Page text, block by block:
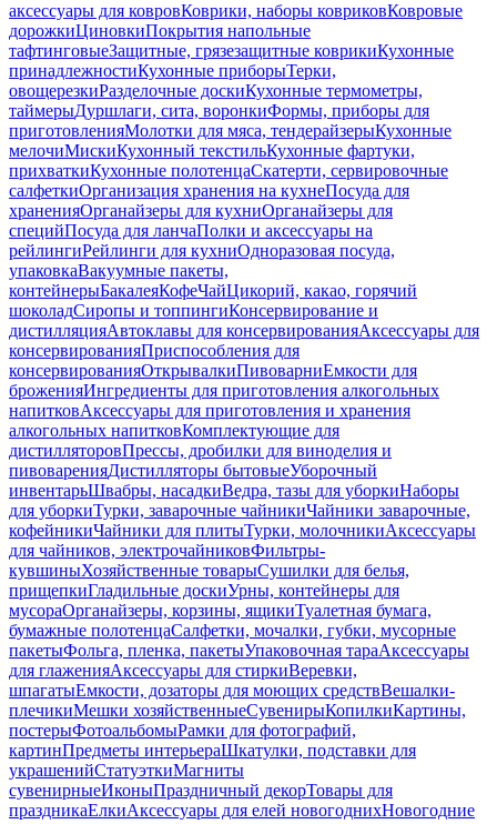
аксессуары для ковровКоврики, наборы ковриковКовровые
дорожкиЦиновкиПокрытия напольные
тафтинговыеЗащитные, грязезащитные коврикиКухонные
принадлежностиКухонные приборыТерки,
овощерезкиРазделочные доскиКухонные термометры,
таймерыДуршлаги, сита, воронкиФормы, приборы для
приготовленияМолотки для мяса, тендерайзерыКухонные
мелочиМискиКухонный текстильКухонные фартуки,
прихваткиКухонные полотенцаСкатерти, сервировочные
салфеткиОрганизация хранения на кухнеПосуда для
храненияОрганайзеры для кухниОрганайзеры для
специйПосуда для ланчаПолки и аксессуары на
рейлингиРейлинги для кухниОдноразовая посуда,
упаковкаВакуумные пакеты,
контейнерыБакалеяКофеЧайЦикорий, какао, горячий
шоколадСиропы и топпингиКонсервирование и
дистилляцияАвтоклавы для консервированияАксессуары для
консервированияПриспособления для
консервированияОткрывалкиПивоварниЕмкости для
броженияИнгредиенты для приготовления алкогольных
напитковАксессуары для приготовления и хранения
алкогольных напитковКомплектующие для
дистилляторовПрессы, дробилки для виноделия и
пивоваренияДистилляторы бытовыеУборочный
инвентарьШвабры, насадкиВедра, тазы для уборкиНаборы
для уборкиТурки, заварочные чайникиЧайники заварочные,
кофейникиЧайники для плитыТурки, молочникиАксессуары
для чайников, электрочайниковФильтры-
кувшиныХозяйственные товарыСушилки для белья,
прищепкиГладильные доскиУрны, контейнеры для
мусораОрганайзеры, корзины, ящикиТуалетная бумага,
бумажные полотенцаСалфетки, мочалки, губки, мусорные
пакетыФольга, пленка, пакетыУпаковочная тараАксессуары
для глаженияАксессуары для стиркиВеревки,
шпагатыЕмкости, дозаторы для моющих средствВешалки-
плечикиМешки хозяйственныеСувенирыКопилкиКартины,
постерыФотоальбомыРамки для фотографий,
картинПредметы интерьераШкатулки, подставки для
украшенийСтатуэткиМагниты
сувенирныеИконыПраздничный декорТовары для
праздникаЕлкиАксессуары для елей новогоднихНовогодние